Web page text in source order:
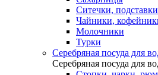
Ситечки, подставки
Чайники,
Молочники
Турки
Серебряная посуда для
Серебряная посуда для